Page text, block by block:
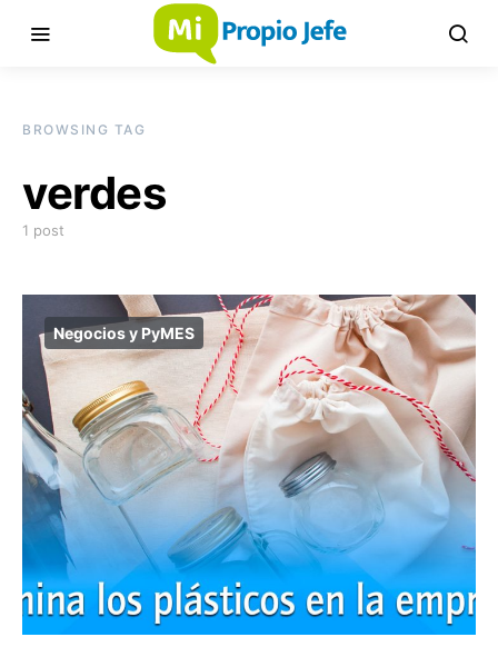
BROWSING TAG
verdes
1 post
Negocios y PyMES